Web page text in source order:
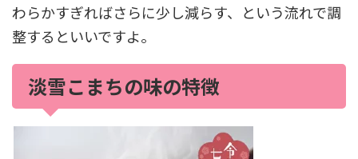
わらかすぎればさらに少し減らす、という流れで調
整するといいですよ。
淡雪こまちの味の特徴